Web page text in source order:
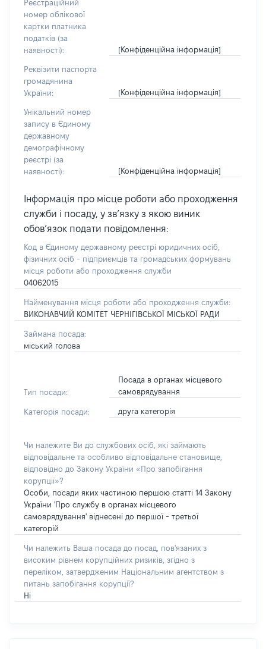
Реєстраційний
номер облікової
картки платника
податків (за
наявності):
[Конфіденційна інформація]
Реквізити паспорта
громадянина
України:
[Конфіденційна інформація]
Унікальний номер
запису в Єдиному
державному
демографічному
реєстрі (за
наявності):
[Конфіденційна інформація]
Інформація про місце роботи або проходження
служби і посаду, у зв’язку з якою виник
обов’язок подати повідомлення:
Код в Єдиному державному реєстрі юридичних осіб,
фізичних осіб - підприємців та громадських формувань
місця роботи або проходження служби
04062015
Найменування місця роботи або проходження служби:
ВИКОНАВЧИЙ КОМІТЕТ ЧЕРНІГІВСЬКОЇ МІСЬКОЇ РАДИ
Займана посада:
міський голова
Тип посади:
Посада в органах місцевого
самоврядування
Категорія посади: друга категорія
Чи належите Ви до службових осіб, які займають
відповідальне та особливо відповідальне становище,
відповідно до Закону України «Про запобігання
корупції»?
Особи, посади яких частиною першою статті 14 Закону
України 'Про службу в органах місцевого
самоврядування' віднесені до першої - третьої
категорій
Чи належить Ваша посада до посад, пов'язаних з
високим рівнем корупційних ризиків, згідно з
переліком, затвердженим Національним агентством з
питань запобігання корупції?
Ні